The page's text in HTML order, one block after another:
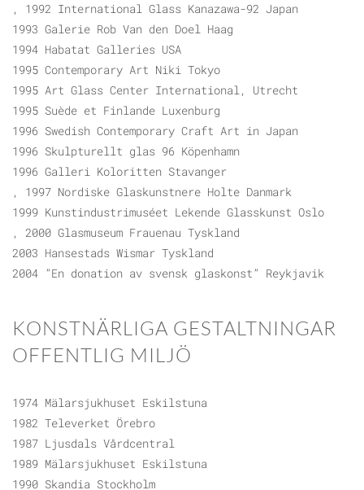
, 1992 International Glass Kanazawa-92 Japan
1993 Galerie Rob Van den Doel Haag
1994 Habatat Galleries USA
1995 Contemporary Art Niki Tokyo
1995 Art Glass Center International, Utrecht
1995 Suède et Finlande Luxenburg
1996 Swedish Contemporary Craft Art in Japan
1996 Skulpturellt glas 96 Köpenhamn
1996 Galleri Koloritten Stavanger
, 1997 Nordiske Glaskunstnere Holte Danmark
1999 Kunstindustrimuséet Lekende Glasskunst Oslo
, 2000 Glasmuseum Frauenau Tyskland
2003 Hansestads Wismar Tyskland
2004 ”En donation av svensk glaskonst” Reykjavik
KONSTNÄRLIGA GESTALTNINGAR
OFFENTLIG MILJÖ
1974 Mälarsjukhuset Eskilstuna
1982 Televerket Örebro
1987 Ljusdals Vårdcentral
1989 Mälarsjukhuset Eskilstuna
1990 Skandia Stockholm